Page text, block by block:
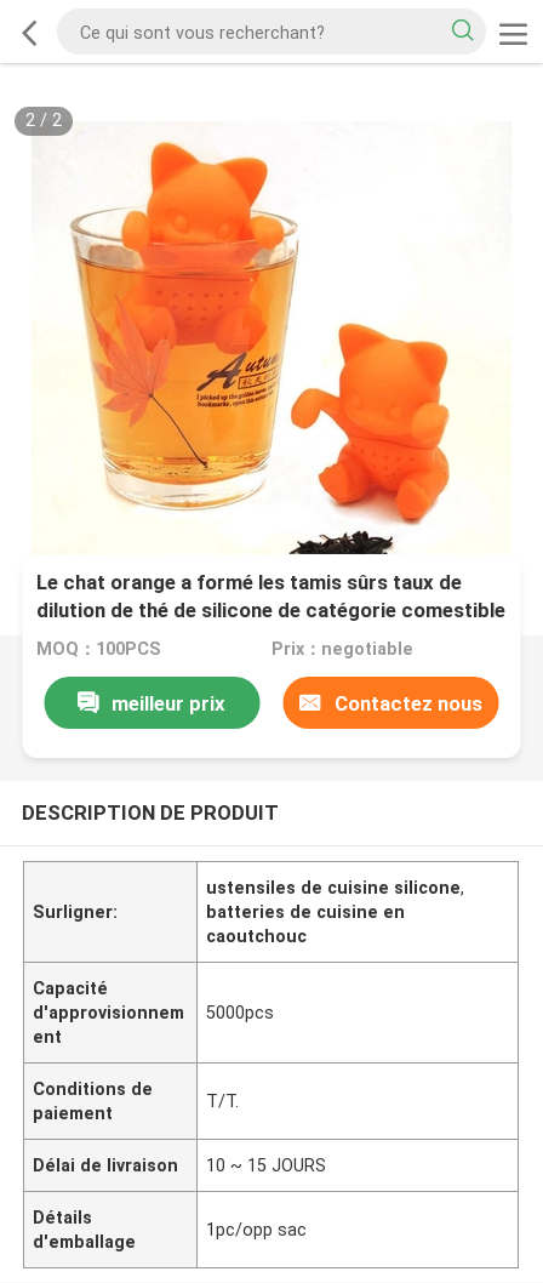
2/ 2
Le chat orange a formé les tamis sûrs taux de
dilution de thé de silicone de catégorie comestible
libres
MOQ：100PCS Prix：negotiable
meilleur prix Contactez nous
DESCRIPTION DE PRODUIT
Surligner:
ustensiles de cuisine silicone,
batteries de cuisine en
caoutchouc
Capacité
d'approvisionnem
ent
5000pcs
Conditions de
paiement
T/T.
Délai de livraison 10 ~ 15 JOURS
Détails
d'emballage
1pc/opp sac